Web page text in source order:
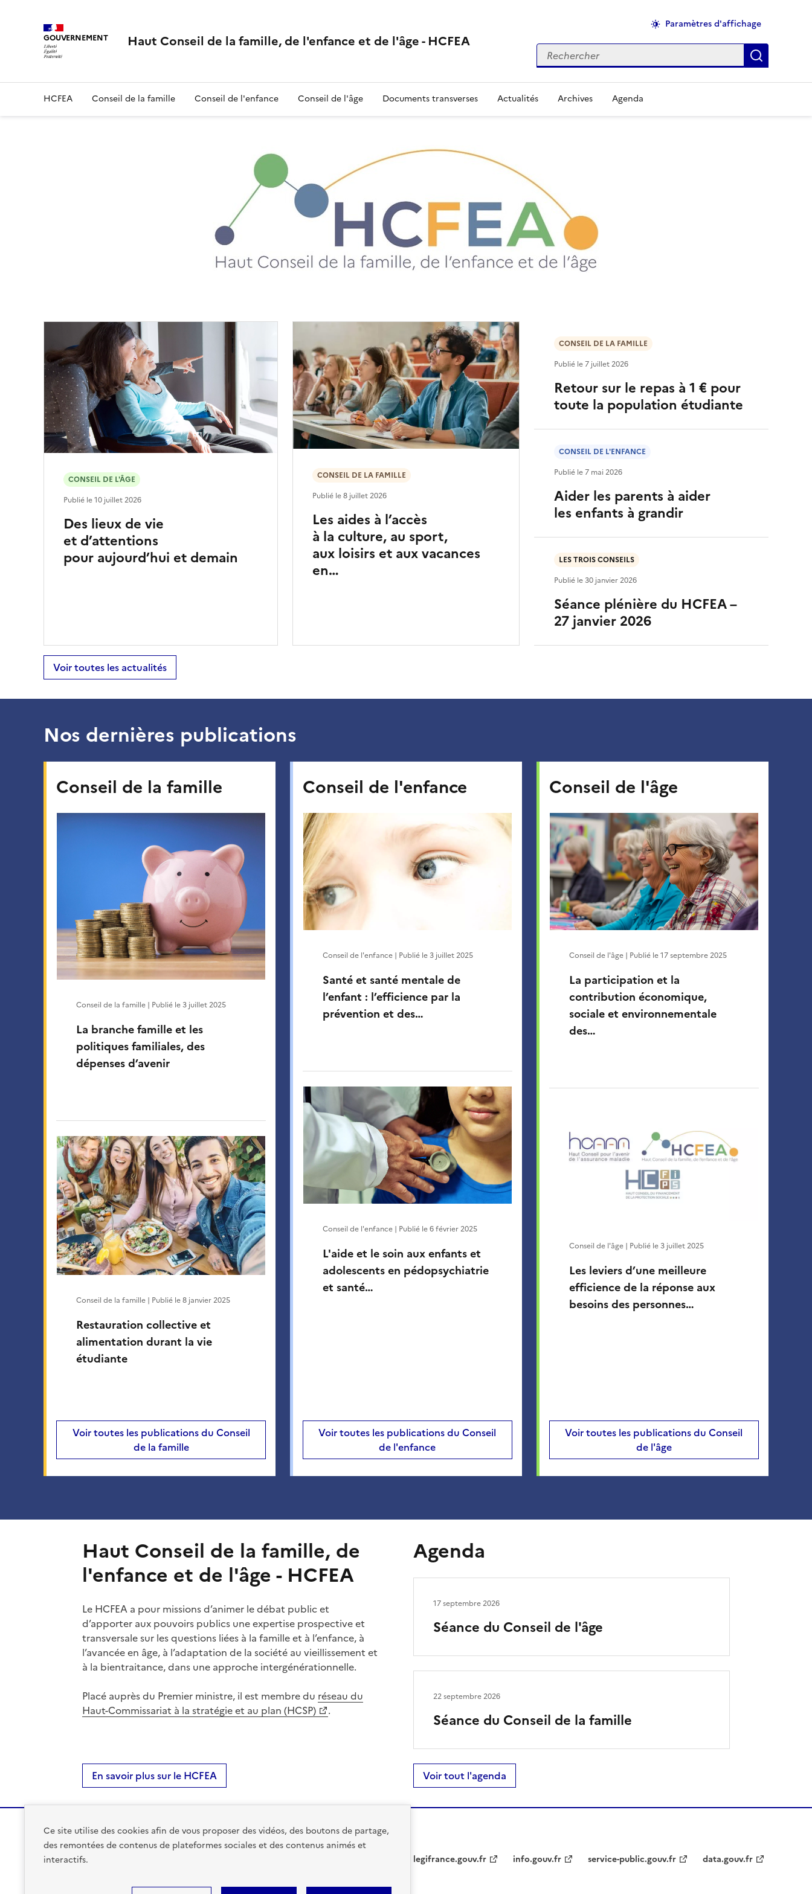
Ce site utilise des cookies afin de vous proposer des vidéos, des boutons de partage,
des remontées de contenus de plateformes sociales et des contenus animés et
interactifs.
GOUVERNEMENT Haut Conseil de la famille, de l'enfance et de l'âge - HCFEA
Paramètres d'affichage
Rechercher
HCFEA Conseil de la famille Conseil de l'enfance Conseil de l'âge Documents transverses Actualités Archives Agenda
Des lieux de vie
et d’attentions
pour aujourd’hui et demain
CONSEIL DE L'ÂGE
Publié le10 juillet 2026
Les aides à l’accès
à la culture, au sport,
aux loisirs et aux vacances
en…
CONSEIL DE LA FAMILLE
Publié le8 juillet 2026
Retour sur le repas à 1 € pour
toute la population étudiante
CONSEIL DE LA FAMILLE
Publié le7 juillet 2026
Aider les parents à aider
les enfants à grandir
CONSEIL DE L'ENFANCE
Publié le7 mai 2026
Séance plénière du HCFEA –
27 janvier 2026
LES TROIS CONSEILS
Publié le30 janvier 2026
Voir toutes les actualités
Nos dernières publications
Conseil de la famille
La branche famille et les
politiques familiales, des
dépenses d’avenir
Conseil de la famille | Publié le3 juillet 2025
Restauration collective et
alimentation durant la vie
étudiante
Conseil de la famille | Publié le8 janvier 2025
Voir toutes les publications du Conseil
de la famille
Conseil de l'enfance
Santé et santé mentale de
l’enfant : l’efficience par la
prévention et des…
Conseil de l'enfance | Publié le3 juillet 2025
L'aide et le soin aux enfants et
adolescents en pédopsychiatrie
et santé…
Conseil de l'enfance | Publié le6 février 2025
Voir toutes les publications du Conseil
de l'enfance
Conseil de l'âge
La participation et la
contribution économique,
sociale et environnementale
des…
Conseil de l'âge | Publié le17 septembre 2025
Les leviers d’une meilleure
efficience de la réponse aux
besoins des personnes…
Conseil de l'âge | Publié le3 juillet 2025
Voir toutes les publications du Conseil
de l'âge
Haut Conseil de la famille, de
l'enfance et de l'âge - HCFEA
Le HCFEA a pour missions d’animer le débat public et
d’apporter aux pouvoirs publics une expertise prospective et
transversale sur les questions liées à la famille et à l’enfance, à
l’avancée en âge, à l’adaptation de la société au vieillissement et
à la bientraitance, dans une approche intergénérationnelle.
Placé auprès du Premier ministre, il est membre du réseau du
Haut-Commissariat à la stratégie et au plan (HCSP)
.
En savoir plus sur le HCFEA
Agenda
Séance du Conseil de l'âge
17 septembre 2026
Séance du Conseil de la famille
22 septembre 2026
Voir tout l'agenda
GOUVERNEMENT
legifrance.gouv.fr info.gouv.fr service-public.gouv.fr data.gouv.fr